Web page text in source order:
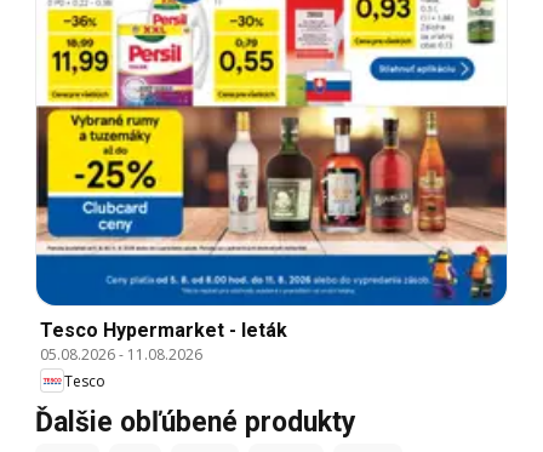
Tesco Hypermarket - leták
05.08.2026- 11.08.2026
Tesco
Ďalšie obľúbené produkty